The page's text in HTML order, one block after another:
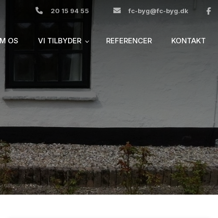
20 15 94 55 fc-byg@fc-byg.dk
OS VI TILBYDER REFERENCER KONTAKT